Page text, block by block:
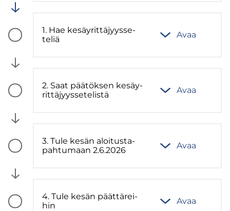
1. Hae ke­säy­rit­tä­jyys­se­
te­liä
Vaiheen
Avaa
2. Saat pää­tök­sen ke­säy­
rit­tä­jyys­se­te­lis­tä
Vaiheen
Avaa
3. Tule kesän aloi­tus­ta­
pah­tu­maan 2.6.2026
Vaiheen
Avaa
4. Tule kesän päät­tä­rei­
hin
Vaiheen
Avaa